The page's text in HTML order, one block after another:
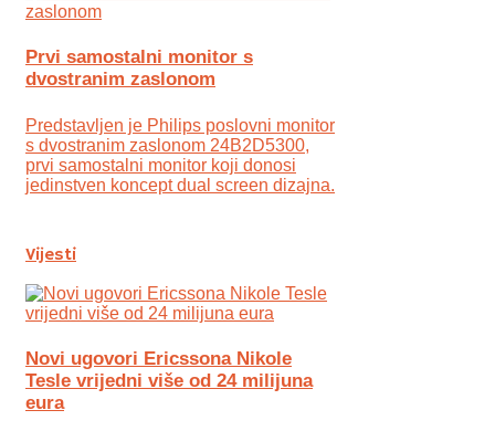
Prvi samostalni monitor s
dvostranim zaslonom
Predstavljen je Philips poslovni monitor
s dvostranim zaslonom 24B2D5300,
prvi samostalni monitor koji donosi
jedinstven koncept dual screen dizajna.
Vijesti
Novi ugovori Ericssona Nikole
Tesle vrijedni više od 24 milijuna
eura